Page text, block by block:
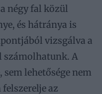
négy fal közül
és hátránya is
vizsgálva a
számolhatunk. A
sem lehetősége nem
az